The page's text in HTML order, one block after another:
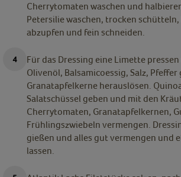
Cherrytomaten waschen und
Petersilie waschen, trocken
abzupfen und fein schneiden.
Für das Dressing eine Limette
Olivenöl, Balsamicoessig, Salz,
Granatapfelkerne herauslösen.
Salatschüssel geben und mit den
Cherrytomaten, Granatapfelkernen,
Frühlingszwiebeln vermengen.
gießen und alles gut vermengen und
lassen.